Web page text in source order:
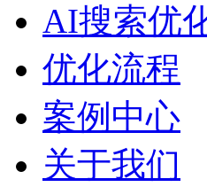
AI搜索优
优化流程
案例中心
关于我们